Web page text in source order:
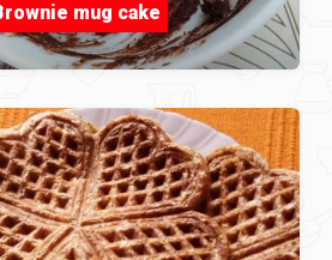
mug cake